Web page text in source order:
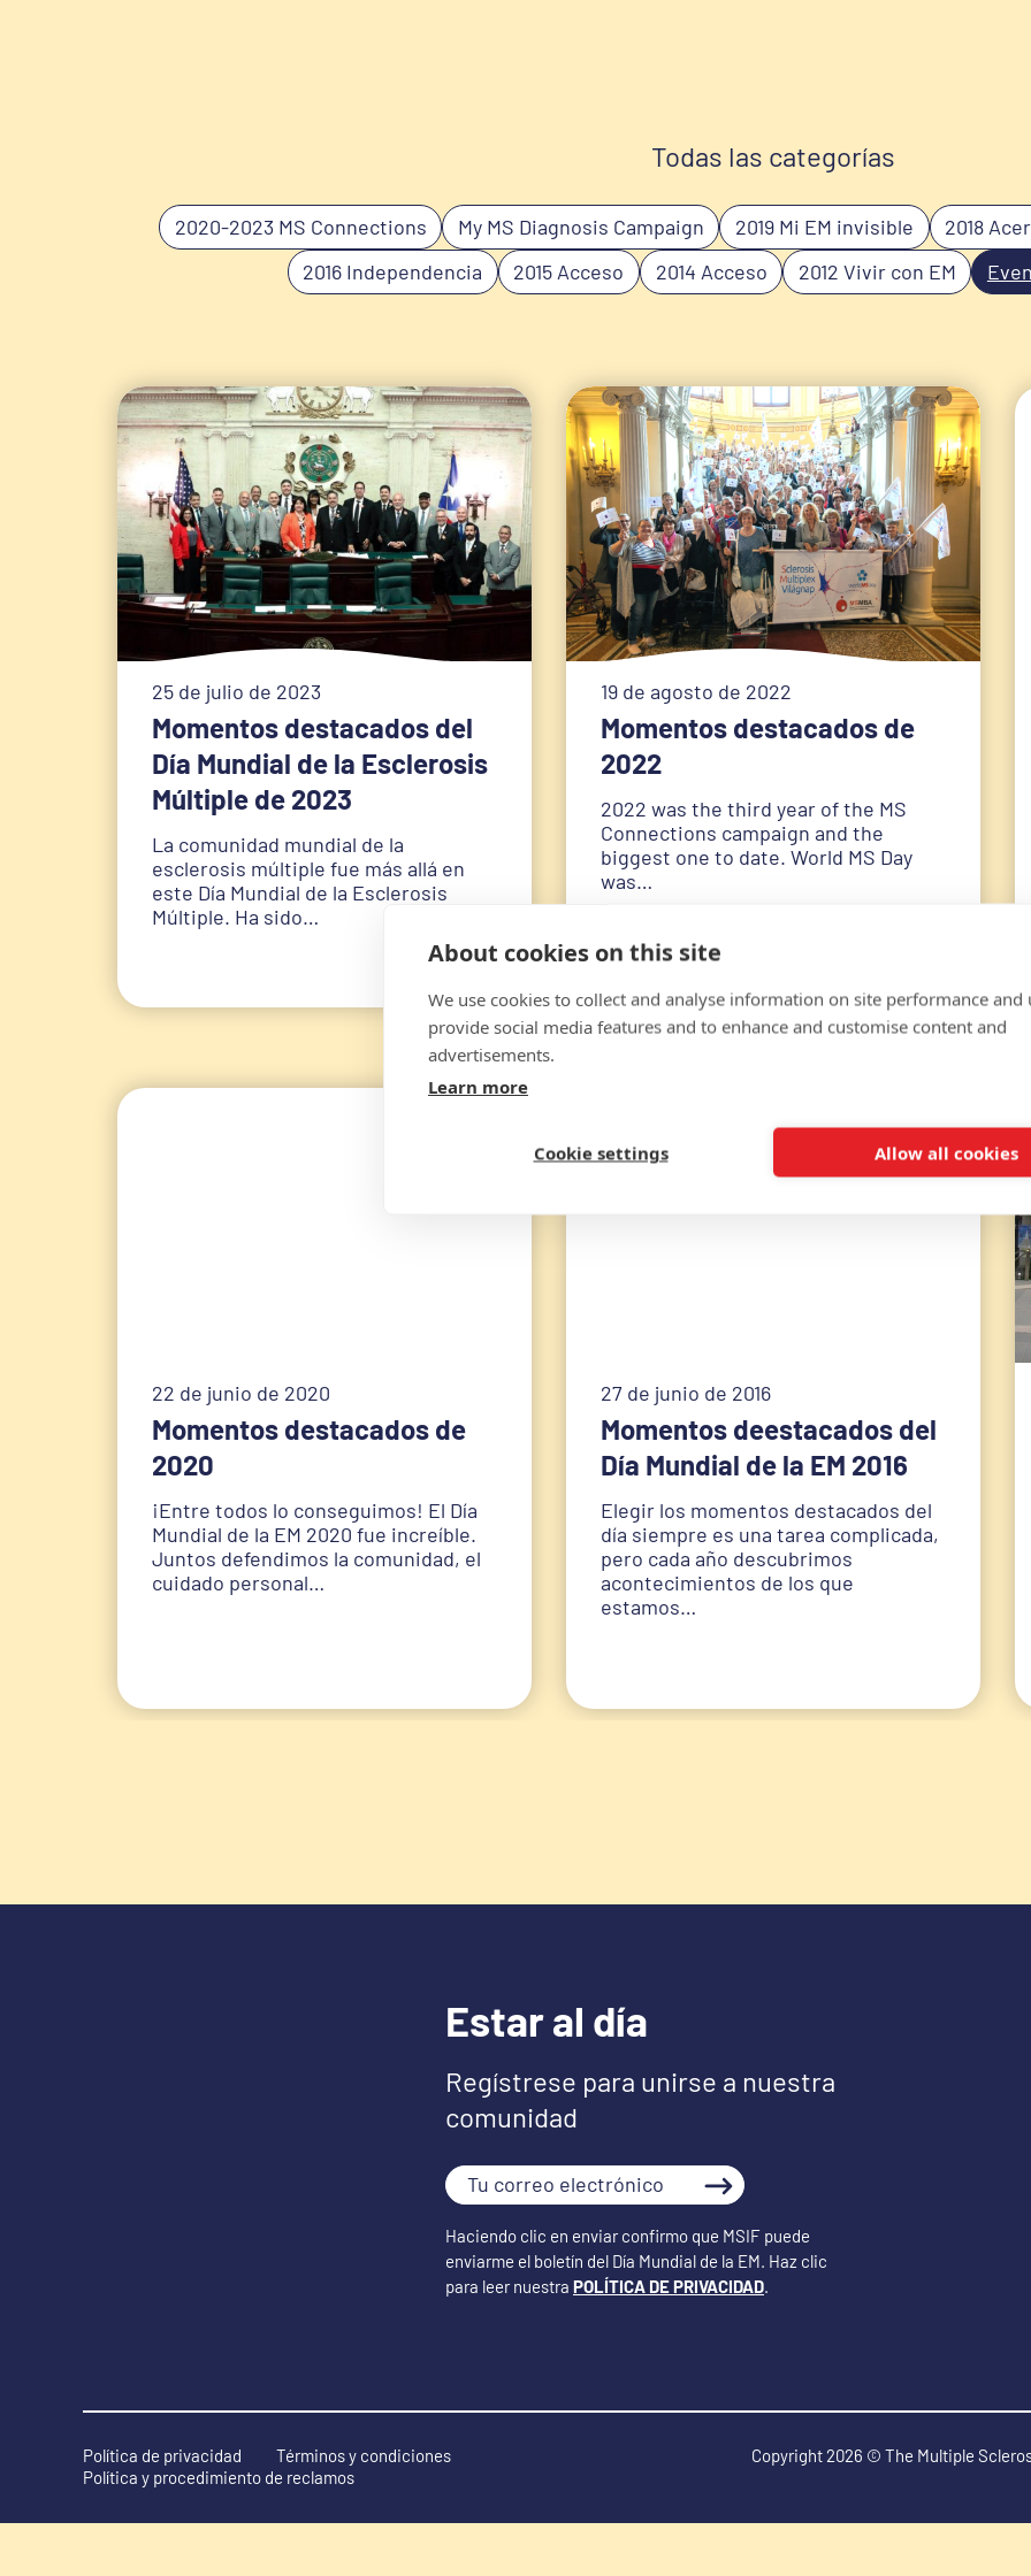
Todas las categorías
2020-2023 MS Connections My MS Diagnosis Campaign 2019 Mi EM invisible 2018
2016 Independencia
2015 Acceso 2014 Acceso 2012 Vivir con EM
Momentos destacados del
Día Mundial de la Esclerosis
Múltiple de 2023
25 de julio de 2023
La comunidad mundial de la
esclerosis múltiple fue más allá en
este Día Mundial de la Esclerosis
Múltiple. Ha sido…
Momentos destacados de
2022
19 de agosto de 2022
2022 was the third year of the MS
Connections campaign and the
biggest one to date. World MS Day
was…
Momentos destacados de
2020
22 de junio de 2020
‎¡Entre todos lo conseguimos! El Día
Mundial de la EM 2020 fue increíble.
Juntos defendimos la comunidad, el
cuidado personal…
Momentos deestacados del
Día Mundial de la EM 2016
27 de junio de 2016
Elegir los momentos destacados del
día siempre es una tarea complicada,
pero cada año descubrimos
acontecimientos de los que
estamos…
Estar al día
Regístrese para unirse a nuestra
comunidad
Tu
electrónico
Haciendo clic en enviar confirmo que MSIF puede
enviarme el boletín del Día Mundial de la EM. Haz clic
para leer nuestra POLÍTICA DE PRIVACIDAD.
Política de privacidad
Términos y condiciones
Política y procedimiento de reclamos
Copyright 2026 © The Multiple
About cookies on this site
We use cookies to collect and analyse information on site performance and
provide social media features and to enhance and customise content and
advertisements.
Learn more
Cookie settings Allow all cookies